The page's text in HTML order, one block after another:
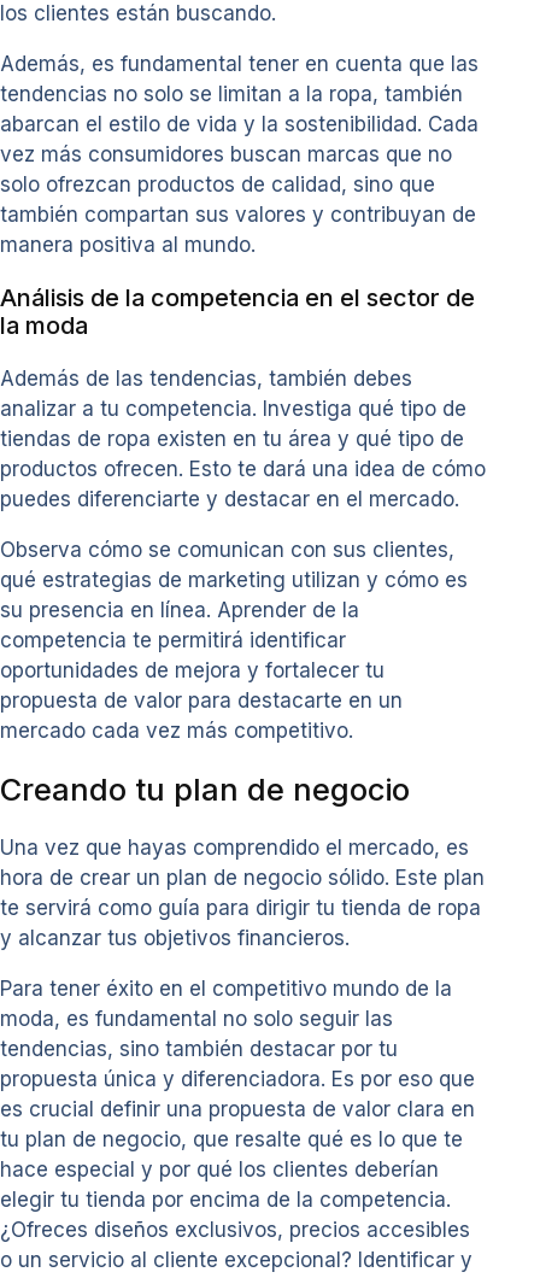
los clientes están buscando.
Además, es fundamental tener en cuenta que las
tendencias no solo se limitan a la ropa, también
abarcan el estilo de vida y la sostenibilidad. Cada
vez más consumidores buscan marcas que no
solo ofrezcan productos de calidad, sino que
también compartan sus valores y contribuyan de
manera positiva al mundo.
Análisis de la competencia en el sector de
la moda
Además de las tendencias, también debes
analizar a tu competencia. Investiga qué tipo de
tiendas de ropa existen en tu área y qué tipo de
productos ofrecen. Esto te dará una idea de cómo
puedes diferenciarte y destacar en el mercado.
Observa cómo se comunican con sus clientes,
qué estrategias de marketing utilizan y cómo es
su presencia en línea. Aprender de la
competencia te permitirá identificar
oportunidades de mejora y fortalecer tu
propuesta de valor para destacarte en un
mercado cada vez más competitivo.
Creando tu plan de negocio
Una vez que hayas comprendido el mercado, es
hora de crear un plan de negocio sólido. Este plan
te servirá como guía para dirigir tu tienda de ropa
y alcanzar tus objetivos financieros.
Para tener éxito en el competitivo mundo de la
moda, es fundamental no solo seguir las
tendencias, sino también destacar por tu
propuesta única y diferenciadora. Es por eso que
es crucial definir una propuesta de valor clara en
tu plan de negocio, que resalte qué es lo que te
hace especial y por qué los clientes deberían
elegir tu tienda por encima de la competencia.
¿Ofreces diseños exclusivos, precios accesibles
o un servicio al cliente excepcional? Identificar y